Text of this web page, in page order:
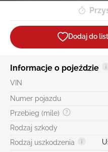
Dodaj do
Informacje o pojeździe
VIN
Numer pojazdu
Przebieg (mile)
Rodzaj szkody
Rodzaj uszkodzenia